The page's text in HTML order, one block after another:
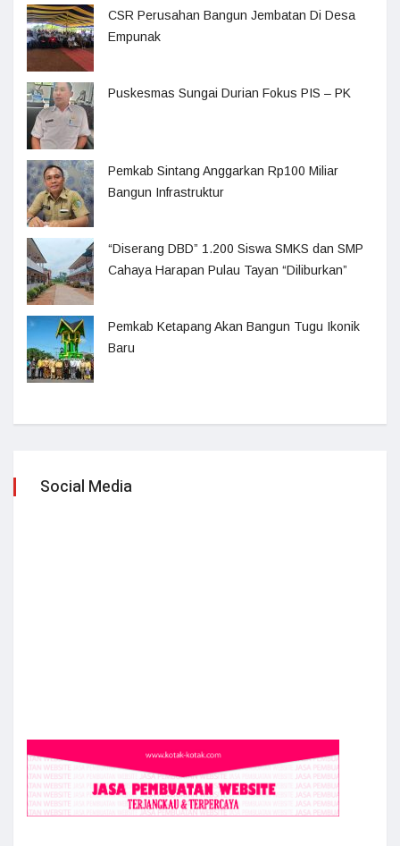
CSR Perusahan Bangun Jembatan Di Desa
Empunak
Puskesmas Sungai Durian Fokus PIS – PK
Pemkab Sintang Anggarkan Rp100 Miliar
Bangun Infrastruktur
“Diserang DBD” 1.200 Siswa SMKS dan SMP
Cahaya Harapan Pulau Tayan “Diliburkan”
Pemkab Ketapang Akan Bangun Tugu Ikonik
Baru
Social Media